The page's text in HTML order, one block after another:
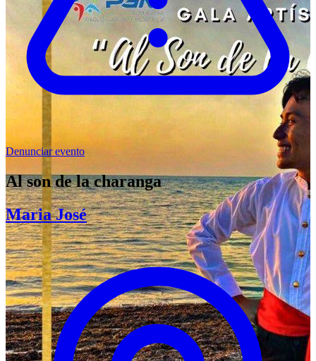
Denunciar evento
Al son de la charanga
Maria José